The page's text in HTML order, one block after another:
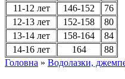
11-12 лет
146-152
76
12-13 лет
152-158
80
13-14 лет
158-164
84
14-16 лет
164
88
Головна » Водолазки,